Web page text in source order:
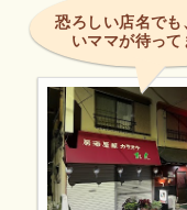
恐ろしい店名でも
いママが待って